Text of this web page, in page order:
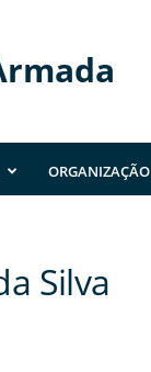
ORGANIZAÇÃO
Silva